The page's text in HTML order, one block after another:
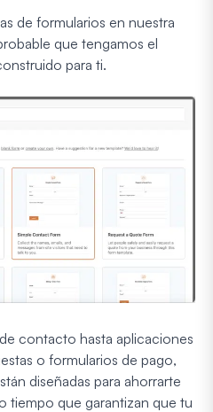
de formularios en nuestra
que tengamos el
para ti.
contacto hasta aplicaciones
o formularios de pago,
diseñadas para ahorrarte
tiempo que garantizan que tu